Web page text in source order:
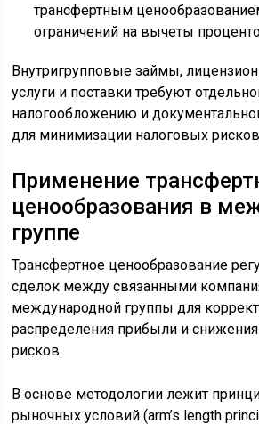
трансфертным
ограничений на вычеты
Внутригрупповые займы,
услуги и поставки требуют
налогообложению и
для минимизации налоговых
Применение
ценообразования в
группе
Трансфертное ценообразование
сделок между связанными
международной группы для
распределения прибыли и
рисков.
В основе методологии лежит
рыночных условий (arm’s length